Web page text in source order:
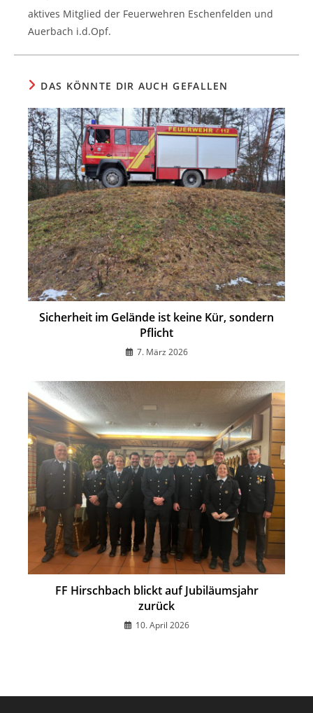
aktives Mitglied der Feuerwehren Eschenfelden und
Auerbach i.d.Opf.
DAS KÖNNTE DIR AUCH GEFALLEN
Sicherheit im Gelände ist keine Kür, sondern
Pflicht
7. März 2026
FF Hirschbach blickt auf Jubiläumsjahr
zurück
10. April 2026